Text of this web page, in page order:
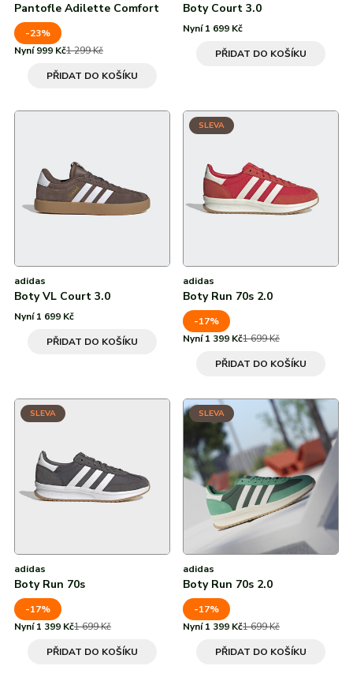
47,5
7
45
Pantofle Adilette Comfort
-23%
Nyní 999 Kč1 299 Kč
PŘIDAT DO KOŠÍKU
Boty Court 3.0
Nyní 1 699 Kč
PŘIDAT DO KOŠÍKU
adidas
Boty VL Court 3.0
Nyní 1 699 Kč
PŘIDAT DO KOŠÍKU
SLEVA
adidas
Boty Run 70s 2.0
-17%
Nyní 1 399 Kč1 699 Kč
PŘIDAT DO KOŠÍKU
SLEVA
adidas
Boty Run 70s
-17%
Nyní 1 399 Kč1 699 Kč
PŘIDAT DO KOŠÍKU
SLEVA
adidas
Boty Run 70s 2.0
-17%
Nyní 1 399 Kč1 699 Kč
PŘIDAT DO KOŠÍKU